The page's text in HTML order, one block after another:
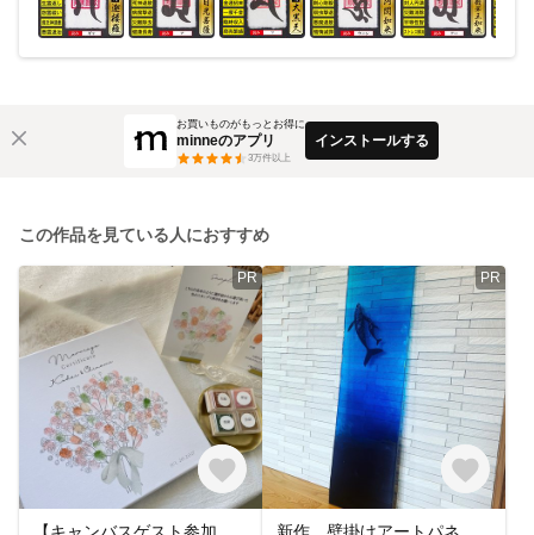
お買いものがもっとお得に
minneのアプリ
3万件以上
インストールする
この作品を見ている人におすすめ
PR PR